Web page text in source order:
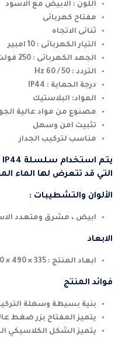
اللون : الابيض مع الاسود
مفتاح كهربائى
ثنائى الاتجاه
التيار الكهربائى : 10 امبير
الجهد الكهربائى : 250 فولت
التردد : 50 / 60 Hz
درجة الحماية : IP44
المواد: البلاستيك
مصنوع من مواد عالية
تثبيت امن وسهل
مناسب لتركيب الجدار
التي قد تتعرض لها الماء
الألوان والتشطيبات :
ابيض ، مشرق ومتعدد
الابعاد
ابعاد المنتج : 335 × 490 × 370 مم
فوائد المنتج
بنية بسيطة وسهلة
يتميز المفتاح بزر ضغط
يتميز الشكل